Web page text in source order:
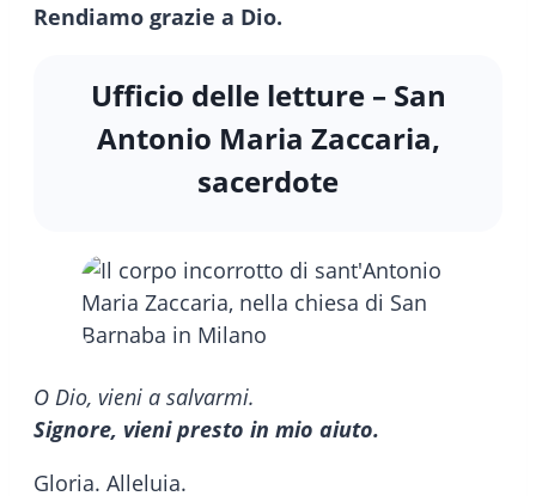
Rendiamo grazie a Dio.
Ufficio delle letture – San
Antonio Maria Zaccaria,
sacerdote
O Dio, vieni a salvarmi.
Signore, vieni presto in mio aiuto.
Gloria. Alleluia.